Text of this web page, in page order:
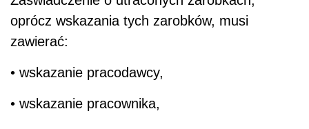
oprócz wskazania tych zarobków, musi
zawierać:
• wskazanie pracodawcy,
• wskazanie pracownika,